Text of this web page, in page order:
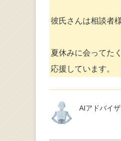
彼氏さんは相談者
夏休みに会ってた
応援しています。
AIアドバイ